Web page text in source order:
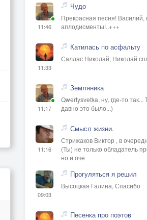
11:46
Чудо
Прекрасная песня! Василий,
аплодисменты!..+++
11:33
Катилась по асфальту
Саллас Николай, Николай
11:17
Земляника
Qwertysvetka, ну, где-то
давно это было...)
11:16
Смысл жизни.
Стрижаков Виктор , в
(Ты) не только обладатель
но и оче
09:03
Прогуляться я решил
Высоцкая Галина, Спасибо
Песенка про поэтов